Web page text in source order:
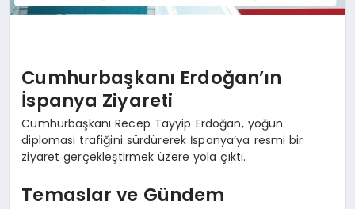
Cumhurbaşkanı Erdoğan’ın
İspanya Ziyareti
Cumhurbaşkanı Recep Tayyip Erdoğan, yoğun
diplomasi trafiğini sürdürerek İspanya’ya resmi bir
ziyaret gerçekleştirmek üzere yola çıktı.
Temaslar ve Gündem